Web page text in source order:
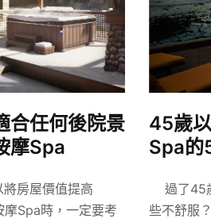
合任何後院景
摩Spa
房屋價值提高
Spa時，一定要考
45歲
Spa的
過了45
些不舒服